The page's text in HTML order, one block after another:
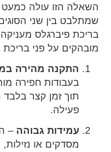
השאלה הזו עולה
שמתלבט בין שני
בריכת פיברגלס
מובהקים על פני בריכת
התקנה מהירה
בעבודות חפירה
תוך זמן קצר בלבד
פעילה.
עמידות גבוהה –
מסדקים או